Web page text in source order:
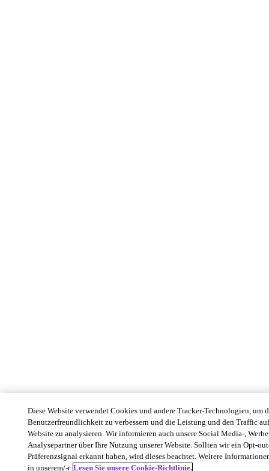
Diese Website verwendet Cookies und andere Tracker-Technologien, um
Benutzerfreundlichkeit zu verbessern und die Leistung und den Traffic
Website zu analysieren. Wir informieren auch unsere Social Media-,
Analysepartner über Ihre Nutzung unserer Website. Sollten wir ein Opt-
Präferenzsignal erkannt haben, wird dieses beachtet. Weitere
in unserem/-r Lesen Sie unsere Cookie-Richtlinie.